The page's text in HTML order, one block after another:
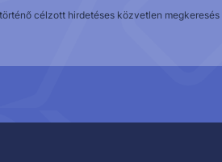
célzott hirdetéses közvetlen